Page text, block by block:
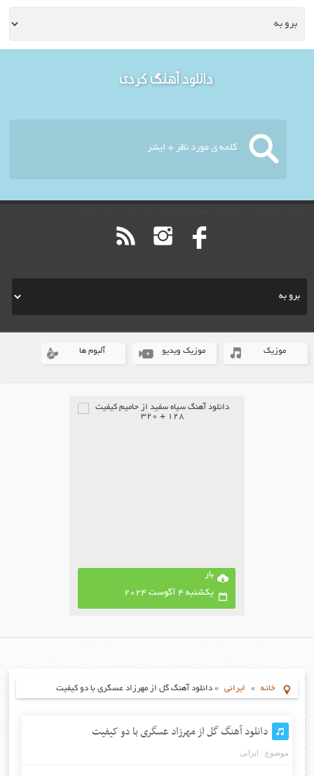
دانلود آهنگ کردی
موزیک موزیک ویدیو آلبوم ها
بار
یکشنبه 4 آگوست 2024
خانه » ایرانی »دانلود آهنگ گل از مهرزاد عسگری با دو کیفیت
دانلود آهنگ گل از مهرزاد عسگری با دو کیفیت
موضوع : ایرانی